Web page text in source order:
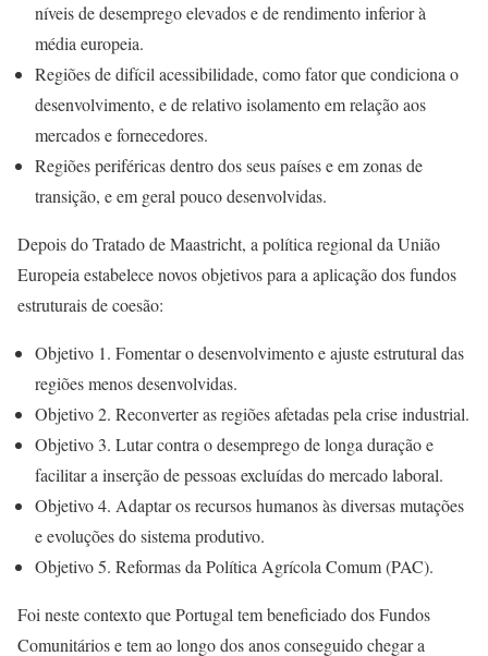
níveis de desemprego elevados e de rendimento inferior à
média europeia.
Regiões de difícil acessibilidade, como fator que condiciona o
desenvolvimento, e de relativo isolamento em relação aos
mercados e fornecedores.
Regiões periféricas dentro dos seus países e em zonas de
transição, e em geral pouco desenvolvidas.
Depois do Tratado de Maastricht, a política regional da União
Europeia estabelece novos objetivos para a aplicação dos fundos
estruturais de coesão:
Objetivo 1. Fomentar o desenvolvimento e ajuste estrutural das
regiões menos desenvolvidas.
Objetivo 2. Reconverter as regiões afetadas pela crise industrial.
Objetivo 3. Lutar contra o desemprego de longa duração e
facilitar a inserção de pessoas excluídas do mercado laboral.
Objetivo 4. Adaptar os recursos humanos às diversas mutações
e evoluções do sistema produtivo.
Objetivo 5. Reformas da Política Agrícola Comum (PAC).
Foi neste contexto que Portugal tem beneficiado dos Fundos
Comunitários e tem ao longo dos anos conseguido chegar a